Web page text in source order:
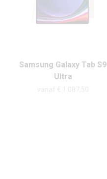
Samsung Galaxy Tab S9
Ultra